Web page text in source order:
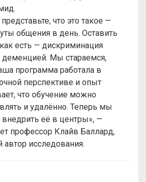
что это такое —
общения в день. Оставить
есть — дискриминация
Мы стараемся,
программа работала в
перспективе и опыт
что обучение можно
и удалённо. Теперь мы
её в центры», —
профессор Клайв Баллард,
автор исследования.